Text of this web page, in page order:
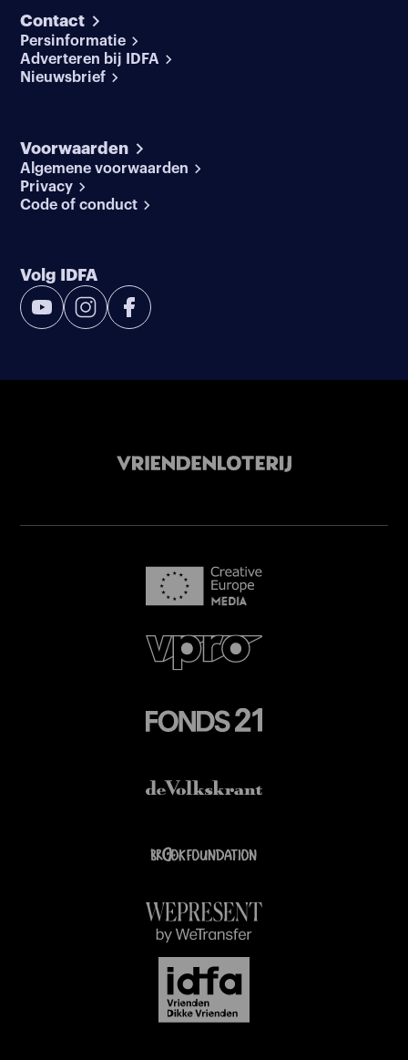
Contact
Persinformatie
Adverteren bij IDFA
Nieuwsbrief
Voorwaarden
Algemene voorwaarden
Privacy
Code of conduct
Volg IDFA